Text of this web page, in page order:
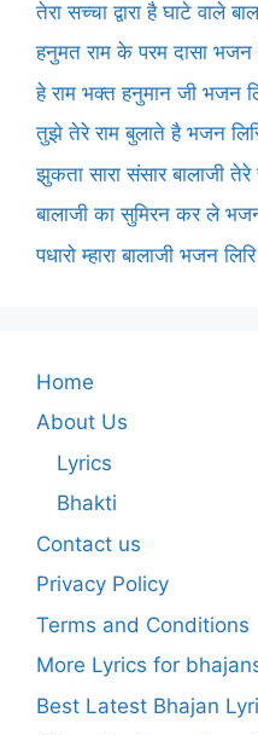
तेरा सच्चा द्वारा है घाटे वाले
हनुमत राम के परम दासा भजन
हे राम भक्त हनुमान जी भजन
तुझे तेरे राम बुलाते है भजन
झुकता सारा संसार बालाजी
बालाजी का सुमिरन कर ले
पधारो म्हारा बालाजी भजन लिरि
Home
About Us
Lyrics
Bhakti
Contact us
Privacy Policy
Terms and Conditions
More Lyrics for
Best Latest Bhajan